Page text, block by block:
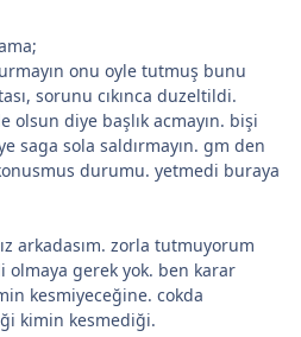
onu oyle tutmuş bunu
sorunu cıkınca duzeltildi.
diye başlık acmayın. bişi
saga sola saldırmayın. gm den
durumu. yetmedi buraya
arkadasım. zorla tutmuyorum
gerek yok. ben karar
kesmiyeceğine. cokda
kimin kesmediği.